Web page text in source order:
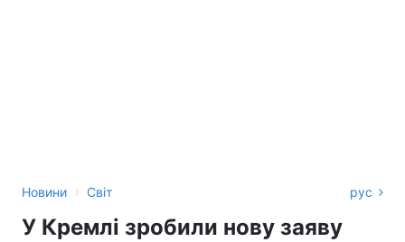
Новини › Світ рус
У Кремлі зробили нову заяву